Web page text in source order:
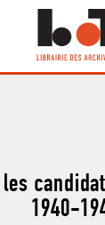
1940-